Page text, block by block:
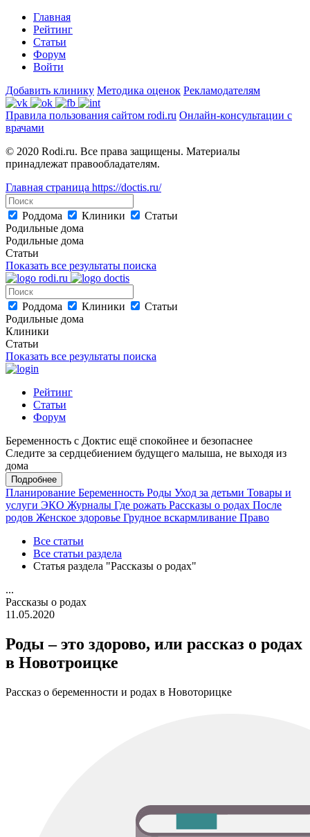
Главная
Рейтинг
Статьи
Форум
Войти
Добавить клинику Методика оценок Рекламодателям
Правила пользования сайтом rodi.ru Онлайн-консультации с
врачами
© 2020 Rodi.ru. Все права защищены. Материалы
принадлежат правообладателям.
Главная страница https://doctis.ru/
Роддома Клиники
Статьи
Родильные дома
Родильные дома
Статьи
Показать все результаты поиска
Роддома Клиники
Статьи
Родильные дома
Клиники
Статьи
Показать все результаты поиска
Рейтинг
Статьи
Форум
Беременность с Доктис ещё спокойнее и безопаснее
Следите за сердцебиением будущего малыша, не выходя из
дома
Подробнее
Планирование Беременность Роды Уход за детьми Товары и
услуги ЭКО Журналы Где рожать Рассказы о родах После
родов Женское здоровье Грудное вскармливание Право
Все статьи
Все статьи раздела
Статья раздела "Рассказы о родах"
...
Рассказы о родах
11.05.2020
Роды – это здорово, или рассказ о родах
в Новотроицке
Рассказ о беременности и родах в Новоторицке